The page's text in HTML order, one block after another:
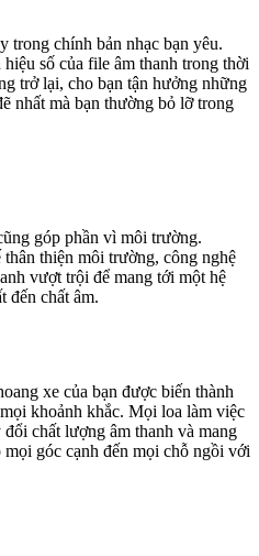
trong chính bản nhạc bạn yêu.
số của file âm thanh trong thời
trở lại, cho bạn tận hưởng những
nhất mà bạn thường bỏ lỡ trong
góp phần vì môi trường.
thiện môi trường, công nghệ
vượt trội để mang tới một hệ
đến chất âm.
xe của bạn được biến thành
khoảnh khắc. Mọi loa làm việc
chất lượng âm thanh và mang
góc cạnh đến mọi chỗ ngồi với